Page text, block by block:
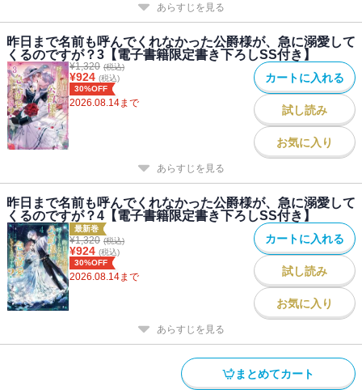
――――――――――――――――
●イラスト：whimhalooo
――――――――――――――――
２巻もご一緒させていただき光栄です。
１巻は公爵さまの甘い溺愛のピンクのイメージでしたが、
２巻は2人の幸せをロマンティックに彩るピンクになればと
願いを込めさせていただきました。
あらすじを見る
昨日まで名前も呼んでくれなかった公爵様が、急に溺愛して
くるのですが？3【電子書籍限定書き下ろしSS付き】
¥1,320 (税込)
¥924 (税込)
30%OFF
2026.08.14まで
カートに入れる
試し読み
お気に入り
あらすじを見る
昨日まで名前も呼んでくれなかった公爵様が、急に溺愛して
くるのですが？4【電子書籍限定書き下ろしSS付き】
最新巻
¥1,320 (税込)
¥924 (税込)
30%OFF
2026.08.14まで
カートに入れる
試し読み
お気に入り
あらすじを見る
まとめてカート